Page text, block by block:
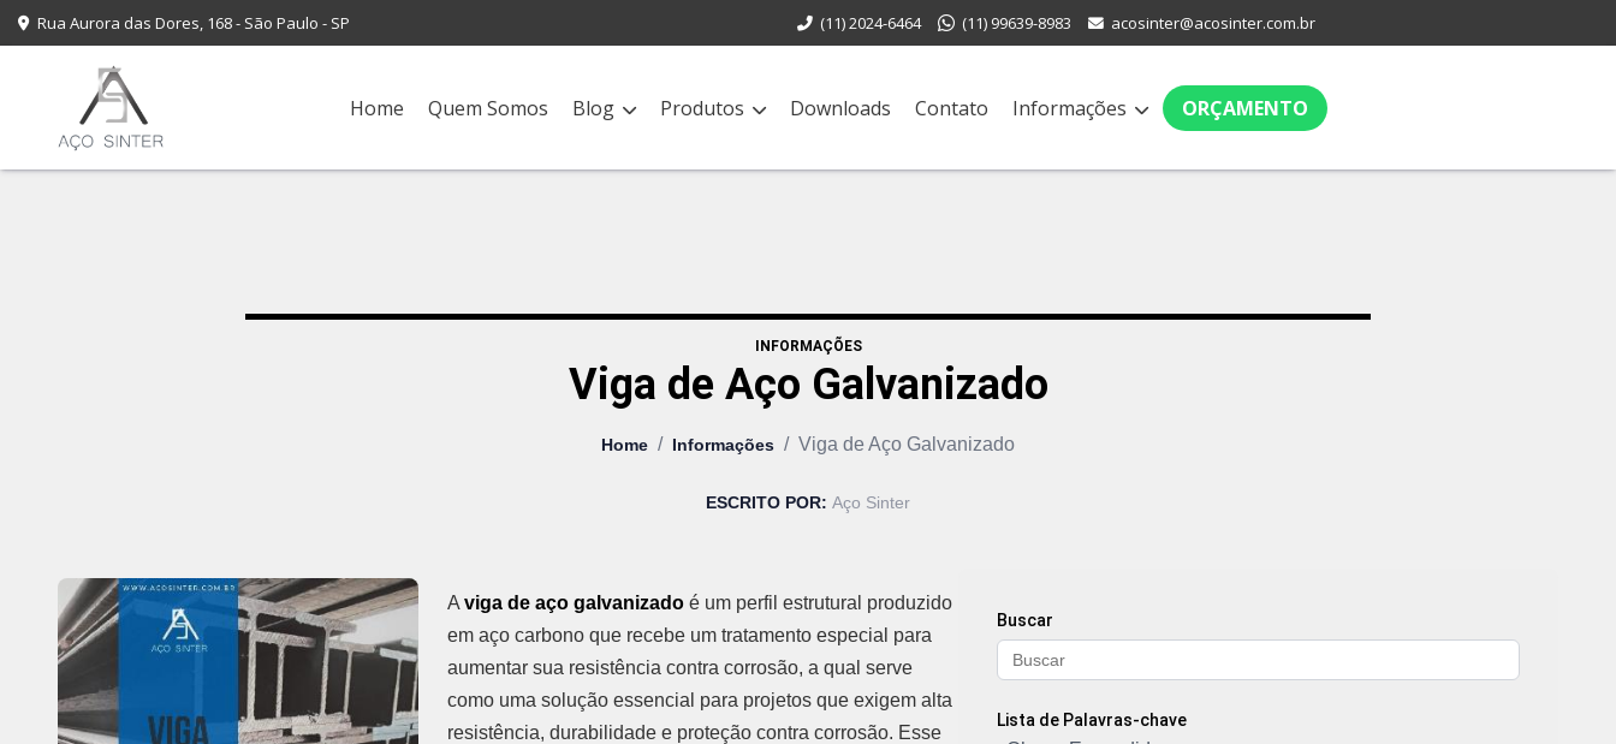
Rua Aurora das Dores, 168 - São Paulo - SP (11) 2024-6464 (11) 99639-8983 acosinter@acosinter.com.br
Home Quem Somos Blog Produtos Downloads Contato Informações ORÇAMENTO
INFORMAÇÕES
Viga de Aço Galvanizado
Home / Informações / Viga de Aço Galvanizado
ESCRITO POR: Aço Sinter
A viga de aço galvanizado é um perfil estrutural produzido
em aço carbono que recebe um tratamento especial para
aumentar sua resistência contra corrosão, a qual serve
como uma solução essencial para projetos que exigem alta
resistência, durabilidade e proteção contra corrosão. Esse
Buscar
Lista de Palavras-chave